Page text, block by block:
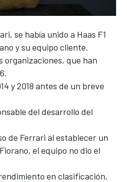
, se había unido a Haas F1
y su equipo cliente.
organizaciones, que han
y 2018 antes de un breve
del desarrollo del
de Ferrari al establecer un
Fiorano, el equipo no dio el
en clasificación,